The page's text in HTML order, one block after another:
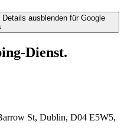
Details ausblenden für Google
Dienst.
St, Dublin, D04 E5W5,